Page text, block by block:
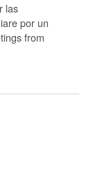
las
por un
from